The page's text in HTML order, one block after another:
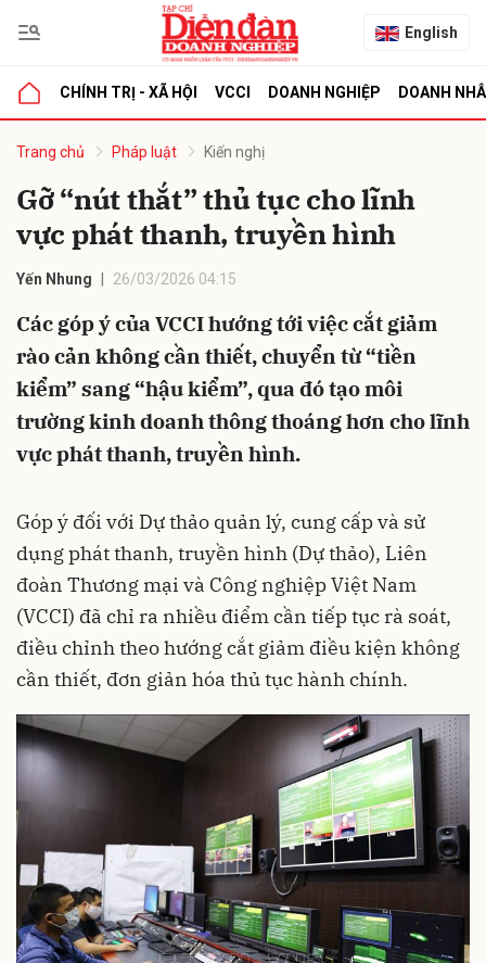
English
CHÍNH TRỊ - XÃ HỘI VCCI DOANH NGHIỆP DOANH
Trang chủ Pháp luật Kiến nghị
Gỡ “nút thắt” thủ tục cho lĩnh
vực phát thanh, truyền hình
Yến Nhung 26/03/2026 04:15
Các góp ý của VCCI hướng tới việc cắt giảm
rào cản không cần thiết, chuyển từ “tiền
kiểm” sang “hậu kiểm”, qua đó tạo môi
trường kinh doanh thông thoáng hơn cho lĩnh
vực phát thanh, truyền hình.
Góp ý đối với Dự thảo quản lý, cung cấp và sử
dụng phát thanh, truyền hình (Dự thảo), Liên
đoàn Thương mại và Công nghiệp Việt Nam
(VCCI) đã chỉ ra nhiều điểm cần tiếp tục rà soát,
điều chỉnh theo hướng cắt giảm điều kiện không
cần thiết, đơn giản hóa thủ tục hành chính.
luận
Hủy